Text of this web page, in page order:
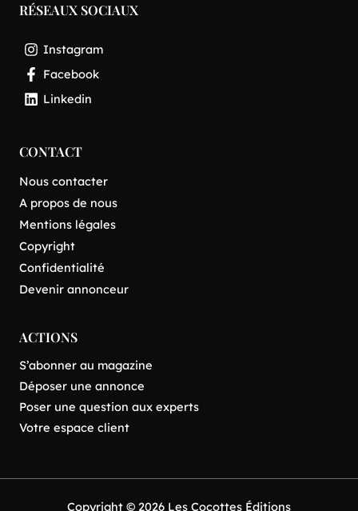
RÉSEAUX SOCIAUX
Instagram
Facebook
Linkedin
CONTACT
Nous contacter
A propos de nous
Mentions légales
Copyright
Confidentialité
Devenir annonceur
ACTIONS
S’abonner au magazine
Déposer une annonce
Poser une question aux experts
Votre espace client
Copyright © 2026 Les Cocottes Éditions